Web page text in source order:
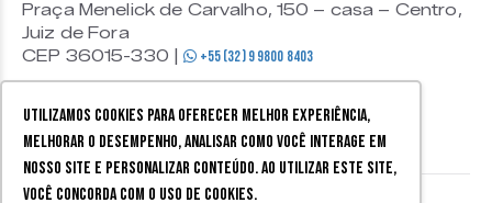
Utilizamos cookies para oferecer melhor experiência,
melhorar o desempenho, analisar como você interage em
nosso site e personalizar conteúdo. Ao utilizar este site,
você concorda com o uso de cookies.
Praça Menelick de Carvalho, 150 – casa – Centro,
Juiz de Fora
CEP 36015-330 |
+55 (32) 9 9800 8403